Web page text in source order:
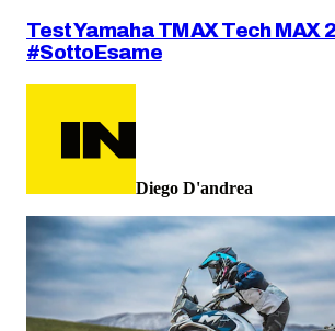
Test Yamaha TMAX Tech MAX
#SottoEsame
Diego D'andrea